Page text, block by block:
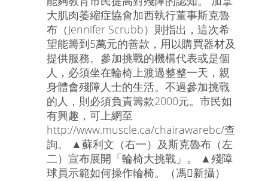
大肌肉萎縮症協會加西執行董事斯克魯
布（Jennifer Scrubb）則指出，這次希
望能籌到5萬元的善款，用以購買器材及
提供服務。參加挑戰的機構代表或是個
人，必須坐在輪椅上渡過整整一天，親
身體會殘障人士的生活。不過參加挑戰
的人，則必須負責籌款2000元。市民如
有興趣，可上網至
http://www.muscle.ca/chairawarebc/查
詢。 ▲蘇利文（右一）及斯克魯布（左
二）宣布展開「輪椅大挑戰」。 ▲殘障
球員示範如何操作輪椅。（馮新攝）